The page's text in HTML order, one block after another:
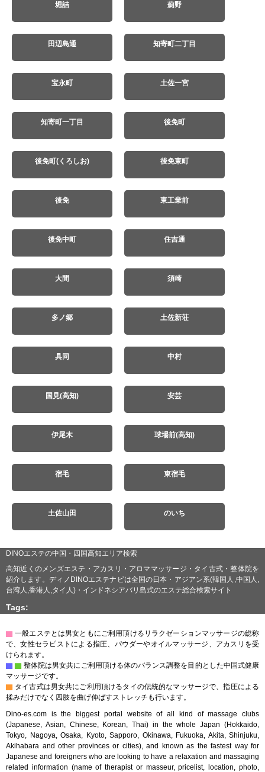
堀詰 薊野
田辺島通 知寄町二丁目
宝永町 土佐一宮
知寄町一丁目 後免町
後免町(くろしお) 後免東町
後免 東工業前
後免中町 住吉通
大間 須崎
多ノ郷 土佐新荘
具同 中村
国見(高知) 安芸
伊尾木 球場前(高知)
宿毛 東宿毛
土佐山田 のいち
DINOエステの中国・四国高知エリア検索
高知近くのメンズエステ・アカスリ・アロママッサージ・タイ古式・整体院を
紹介します。ディノDINOエステナビは全国の日本・アジアン系(韓国人,中国人,
台湾人,香港人,タイ人)・インドネシアバリ島式のエステ総合検索サイト
Tags:
▇ 一般エステとは男女ともにご利用頂けるリラクゼーションマッサージの総称
で、女性セラピストによる指圧、パウダーやオイルマッサージ、アカスリを受
けられます。
▇ ▇ 整体院は男女共にご利用頂ける体のバランス調整を目的とした中国式健康
マッサージです。
▇ タイ古式は男女共にご利用頂けるタイの伝統的なマッサージで、指圧による
揉みだけでなく四肢を曲げ伸ばすストレッチも行います。
Dino-es.com is the biggest portal website of all kind of massage clubs
(Japanese, Asian, Chinese, Korean, Thai) in the whole Japan (Hokkaido,
Tokyo, Nagoya, Osaka, Kyoto, Sapporo, Okinawa, Fukuoka, Akita, Shinjuku,
Akihabara and other provinces or cities), and known as the fastest way for
Japanese and foreigners who are looking to have a relaxation and massaging
related information (name of therapist or masseur, pricelist, location, photo,